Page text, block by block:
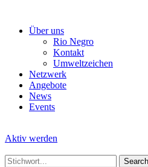
Über uns
Rio Negro
Kontakt
Umweltzeichen
Netzwerk
Angebote
News
Events
Aktiv werden